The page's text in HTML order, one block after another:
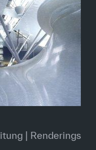
| Renderings